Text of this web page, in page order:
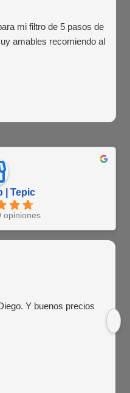
mi filtro de 5 pasos de
amables recomiendo al
| Tepic
opiniones
Y buenos precios